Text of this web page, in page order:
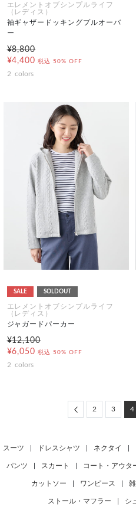
エレメントオブシンプルライフ
（レディス）
袖ギャザードッキングプルオーバ
ー
¥8,800
¥4,400 税込 50% OFF
2 colors
SALE SOLDOUT
エレメントオブシンプルライフ
（レディス）
ジャガードパーカー
¥12,100
¥6,050 税込 50% OFF
2 colors
Previous
2 3 4
スーツ ドレスシャツ ネクタイ
パンツ スカート コート・アウタ
カットソー ワンピース
ストール・マフラー シ